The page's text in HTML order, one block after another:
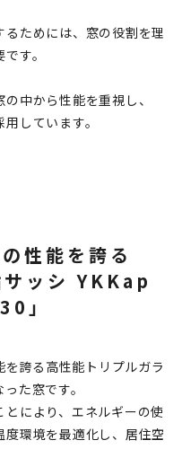
ためには、窓の役割を理
す。
中から性能を重視し、
用しています。
性能を誇る
サッシ YKKap
」
誇る高性能トリプルガラ
た窓です。
により、エネルギーの使
環境を最適化し、居住空